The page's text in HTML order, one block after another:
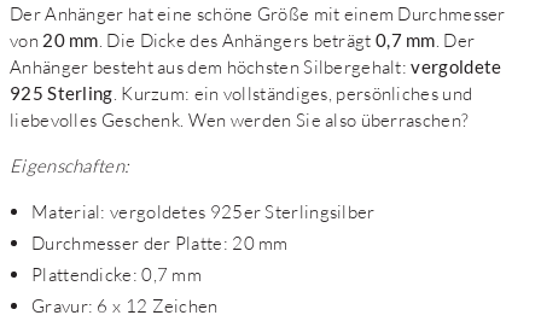
Der Anhänger hat eine schöne Größe mit einem Durchmesser
von 20 mm . Die Dicke des Anhängers beträgt 0,7 mm . Der
Anhänger besteht aus dem höchsten Silbergehalt:vergoldete
925 Sterling . Kurzum: ein vollständiges, persönliches und
liebevolles Geschenk. Wen werden Sie also überraschen?
Eigenschaften:
Material: vergoldetes 925er Sterlingsilber
Durchmesser der Platte: 20 mm
Plattendicke: 0,7 mm
Gravur: 6 x 12 Zeichen